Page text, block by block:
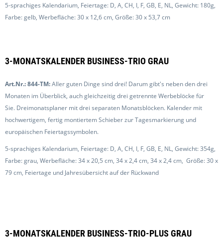
5-sprachiges Kalendarium, Feiertage: D, A, CH, I, F, GB, E, NL, Gewicht: 180g,
Farbe: gelb, Werbefläche: 30 x 12,6 cm, Größe: 30 x 53,7 cm
3-MONATSKALENDER BUSINESS-TRIO GRAU
Art.Nr.: 844-TM:Aller guten Dinge sind drei! Darum gibt's neben den drei
Monaten im Überblick, auch gleichzeitig drei getrennte Werbeblöcke für
Sie. Dreimonatsplaner mit drei separaten Monatsblöcken. Kalender mit
hochwertigem, fertig montiertem Schieber zur Tagesmarkierung und
europäischen Feiertagssymbolen.
5-sprachiges Kalendarium, Feiertage: D, A, CH, I, F, GB, E, NL, Gewicht: 354g,
Farbe: grau, Werbefläche: 34 x 20,5 cm, 34 x 2,4 cm, 34 x 2,4 cm, Größe: 30 x
79 cm, Feiertage und Jahresübersicht auf der Rückwand
3-MONATSKALENDER BUSINESS-TRIO-PLUS GRAU